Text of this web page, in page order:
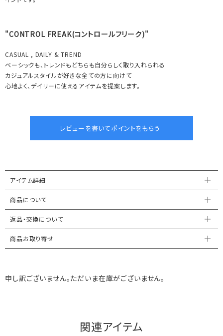
"CONTROL FREAK(コントロールフリーク)"
CASUAL , DAILY & TREND
ベーシックも、トレンドもどちらも自分らしく取り入れられる
カジュアルスタイルが好きな全ての方に向けて
心地よく、デイリーに使えるアイテムを提案します。
アイテム詳細
商品について
返品・交換について
商品お取り寄せ
申し訳ございません。ただいま在庫がございません。
関連アイテム